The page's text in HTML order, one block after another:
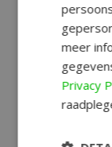
meer
Privacy